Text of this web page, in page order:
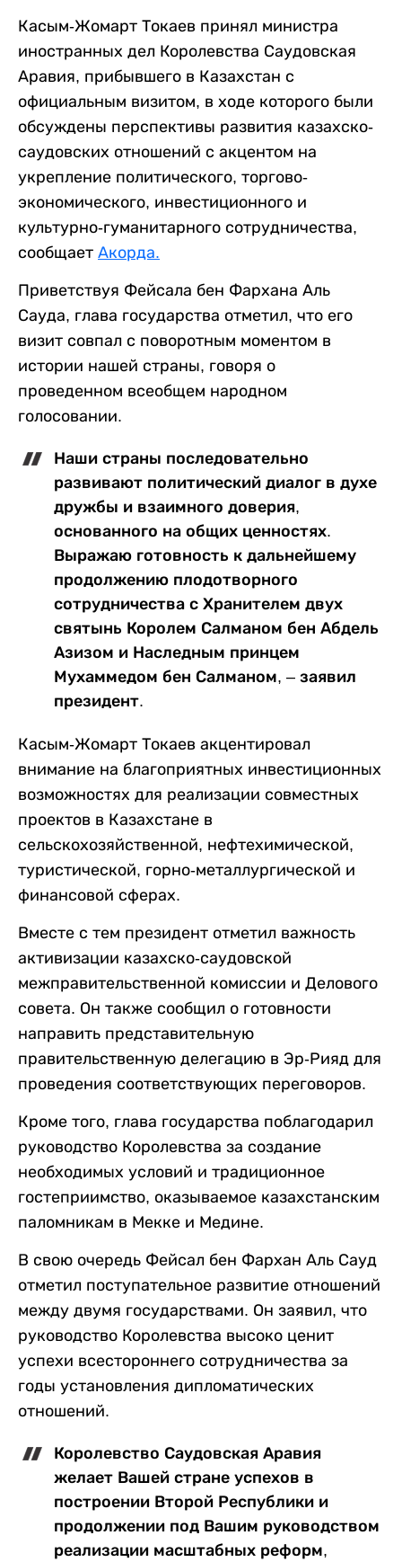
Касым-Жомарт Токаев принял министра
иностранных дел Королевства Саудовская
Аравия, прибывшего в Казахстан с
официальным визитом, в ходе которого были
обсуждены перспективы развития казахско-
саудовских отношений с акцентом на
укрепление политического, торгово-
экономического, инвестиционного и
культурно-гуманитарного сотрудничества,
сообщает Акорда.
Приветствуя Фейсала бен Фархана Аль
Сауда, глава государства отметил, что его
визит совпал с поворотным моментом в
истории нашей страны, говоря о
проведенном всеобщем народном
голосовании.
Наши страны последовательно
развивают политический диалог в духе
дружбы и взаимного доверия,
основанного на общих ценностях.
Выражаю готовность к дальнейшему
продолжению плодотворного
сотрудничества с Хранителем двух
святынь Королем Салманом бен Абдель
Азизом и Наследным принцем
Мухаммедом бен Салманом, – заявил
президент.
Касым-Жомарт Токаев акцентировал
внимание на благоприятных инвестиционных
возможностях для реализации совместных
проектов в Казахстане в
сельскохозяйственной, нефтехимической,
туристической, горно-металлургической и
финансовой сферах.
Вместе с тем президент отметил важность
активизации казахско-саудовской
межправительственной комиссии и Делового
совета. Он также сообщил о готовности
направить представительную
правительственную делегацию в Эр-Рияд для
проведения соответствующих переговоров.
Кроме того, глава государства поблагодарил
руководство Королевства за создание
необходимых условий и традиционное
гостеприимство, оказываемое казахстанским
паломникам в Мекке и Медине.
В свою очередь Фейсал бен Фархан Аль Сауд
отметил поступательное развитие отношений
между двумя государствами. Он заявил, что
руководство Королевства высоко ценит
успехи всестороннего сотрудничества за
годы установления дипломатических
отношений.
Королевство Саудовская Аравия
желает Вашей стране успехов в
построении Второй Республики и
продолжении под Вашим руководством
реализации масштабных реформ,